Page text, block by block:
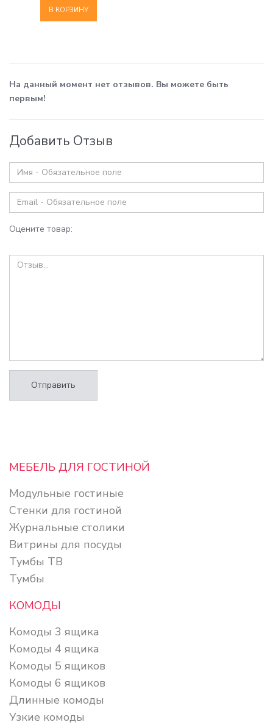
В КОРЗИНУ
На данный момент нет отзывов. Вы можете быть
первым!
Добавить Отзыв
Оцените товар:
Отправить
МЕБЕЛЬ ДЛЯ ГОСТИНОЙ
Модульные гостиные
Стенки для гостиной
Журнальные столики
Витрины для посуды
Тумбы ТВ
Тумбы
КОМОДЫ
Комоды 3 ящика
Комоды 4 ящика
Комоды 5 ящиков
Комоды 6 ящиков
Длинные комоды
Узкие комоды